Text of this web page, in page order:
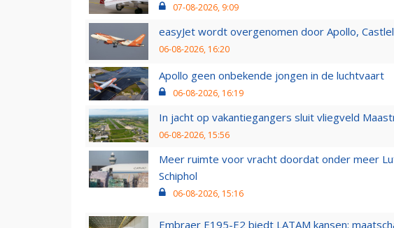
07-08-2026, 9:09
easyJet wordt overgenomen door Apollo,
06-08-2026, 16:20
Apollo geen onbekende jongen in de luchtvaart
06-08-2026, 16:19
In jacht op vakantiegangers sluit vliegveld
06-08-2026, 15:56
Meer ruimte voor vracht doordat onder meer
Schiphol
06-08-2026, 15:16
Embraer E195-E2 biedt LATAM kansen: